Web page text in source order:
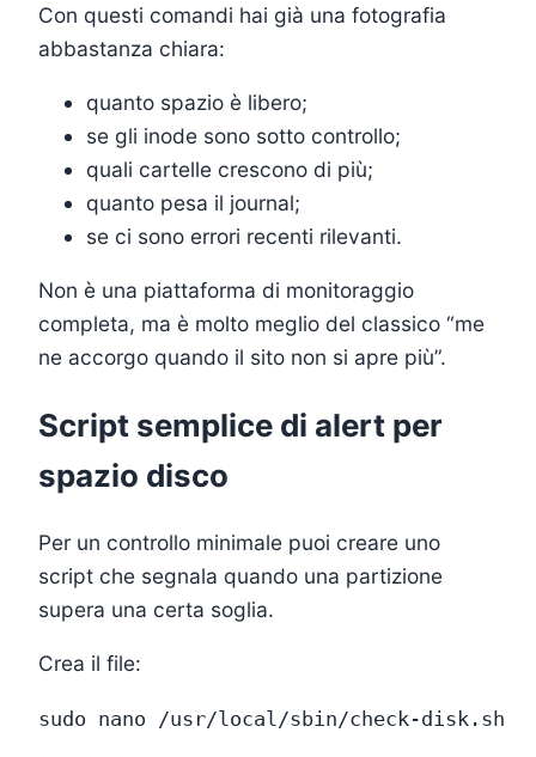
Con questi comandi hai già una fotografia
abbastanza chiara:
quanto spazio è libero;
se gli inode sono sotto controllo;
quali cartelle crescono di più;
quanto pesa il journal;
se ci sono errori recenti rilevanti.
Non è una piattaforma di monitoraggio
completa, ma è molto meglio del classico “me
ne accorgo quando il sito non si apre più”.
Script semplice di alert per
spazio disco
Per un controllo minimale puoi creare uno
script che segnala quando una partizione
supera una certa soglia.
Crea il file: